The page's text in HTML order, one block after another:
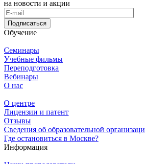
на новости и акции
Подписаться
Обучение
Семинары
Учебные фильмы
Переподготовка
Вебинары
О нас
О центре
Лицензии и патент
Отзывы
Сведения об образовательной
Где остановиться в Москве?
Информация